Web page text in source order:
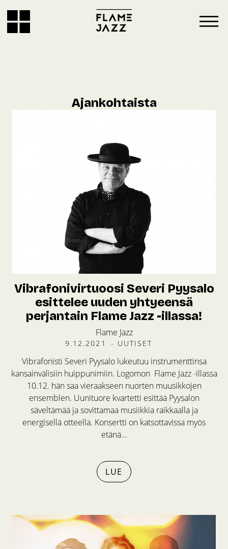
Ajankohtaista
Vibrafonivirtuoosi Severi Pyysalo
esittelee uuden yhtyeensä
perjantain Flame Jazz -illassa!
Flame Jazz
9.12.2021 - UUTISET
Vibrafonisti Severi Pyysalo lukeutuu instrumenttinsa
kansainvälisiin huippunimiin. Logomon Flame Jazz -illassa
10.12. hän saa vieraakseen nuorten muusikkojen
ensemblen. Uunituore kvartetti esittää Pyysalon
säveltämää ja sovittamaa musiikkia raikkaalla ja
energisellä otteella. Konsertti on katsottavissa myös
etänä…
LUE